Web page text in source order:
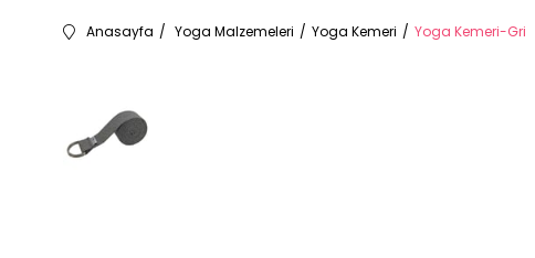
Anasayfa Yoga Malzemeleri Yoga Kemeri Yoga Kemeri-Gri